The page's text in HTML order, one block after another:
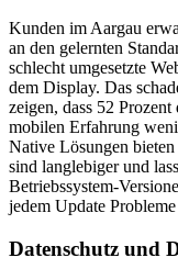
Kunden im Aargau
an den gelernten
schlecht umgesetzte
dem Display. Das
zeigen, dass 52
mobilen Erfahrung
Native Lösungen
sind langlebiger und
Betriebssystem-
jedem Update
Datenschutz und